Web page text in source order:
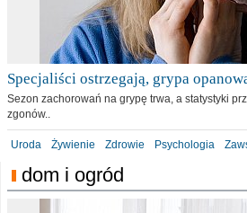
Specjaliści ostrzegają, grypa
Sezon zachorowań na grypę trwa, a statystyki
zgonów..
Uroda Żywienie Zdrowie Psychologia
dom i ogród